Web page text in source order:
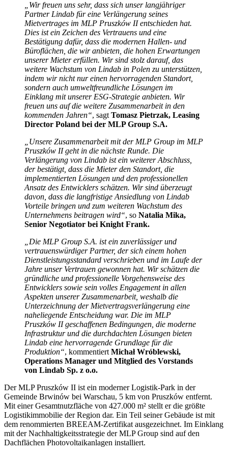
„Wir freuen uns sehr, dass sich unser langjähriger
Partner Lindab für eine Verlängerung seines
Mietvertrages im MLP Pruszków II entschieden hat.
Dies ist ein Zeichen des Vertrauens und eine
Bestätigung dafür, dass die modernen Hallen- und
Büroflächen, die wir anbieten, die hohen Erwartungen
unserer Mieter erfüllen. Wir sind stolz darauf, das
weitere Wachstum von Lindab in Polen zu unterstützen,
indem wir nicht nur einen hervorragenden Standort,
sondern auch umweltfreundliche Lösungen im
Einklang mit unserer ESG-Strategie anbieten. Wir
freuen uns auf die weitere Zusammenarbeit in den
kommenden Jahren“, sagtTomasz Pietrzak, Leasing
Director Poland bei der MLP Group S.A.
„Unsere Zusammenarbeit mit der MLP Group im MLP
Pruszków II geht in die nächste Runde. Die
Verlängerung von Lindab ist ein weiterer Abschluss,
der bestätigt, dass die Mieter den Standort, die
implementierten Lösungen und den professionellen
Ansatz des Entwicklers schätzen. Wir sind überzeugt
davon, dass die langfristige Ansiedlung von Lindab
Vorteile bringen und zum weiteren Wachstum des
Unternehmens beitragen wird“, so Natalia Mika,
Senior Negotiator bei Knight Frank.
„Die MLP Group S.A. ist ein zuverlässiger und
vertrauenswürdiger Partner, der sich einem hohen
Dienstleistungsstandard verschrieben und im Laufe der
Jahre unser Vertrauen gewonnen hat. Wir schätzen die
gründliche und professionelle Vorgehensweise des
Entwicklers sowie sein volles Engagement in allen
Aspekten unserer Zusammenarbeit, weshalb die
Unterzeichnung der Mietvertragsverlängerung eine
naheliegende Entscheidung war. Die im MLP
Pruszków II geschaffenen Bedingungen, die moderne
Infrastruktur und die durchdachten Lösungen bieten
Lindab eine hervorragende Grundlage für die
Produktion“, kommentiertMichał Wróblewski,
Operations Manager und Mitglied des Vorstands
von Lindab Sp. z o.o.
Der MLP Pruszków II ist ein moderner Logistik-Park in der
Gemeinde Brwinów bei Warschau, 5 km von Pruszków entfernt.
Mit einer Gesamtnutzfläche von 427.000 m² stellt er die größte
Logistikimmobilie der Region dar. Ein Teil seiner Gebäude ist mit
dem renommierten BREEAM-Zertifikat ausgezeichnet. Im Einklang
mit der Nachhaltigkeitsstrategie der MLP Group sind auf den
Dachflächen Photovoltaikanlagen installiert.